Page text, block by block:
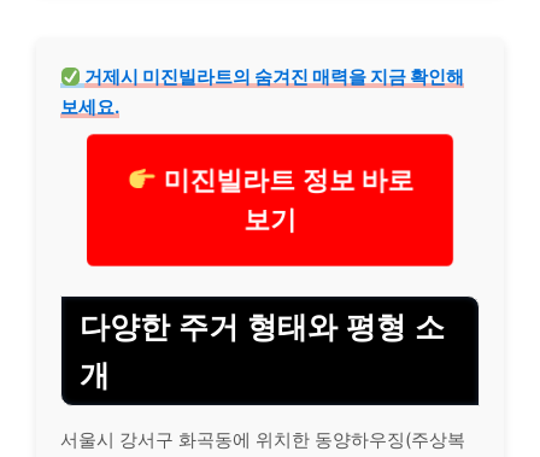
거제시 미진빌라트의 숨겨진 매력을 지금 확인해
보세요.
미진빌라트 정보 바로
보기
다양한 주거 형태와 평형 소
개
서울시 강서구 화곡동에 위치한 동양하우징(주상복